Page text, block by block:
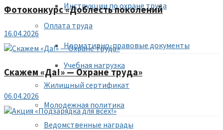
Инструкции по охране труда
Оплата труда
Нормативно-правовые документы
Учебная нагрузка
Жилищный сертификат
Молодежная политика
Ведомственные награды
Фотоконкурс «Доблесть поколений
16.04.2026
Скажем «Да!» — Охране труда»
06.04.2026